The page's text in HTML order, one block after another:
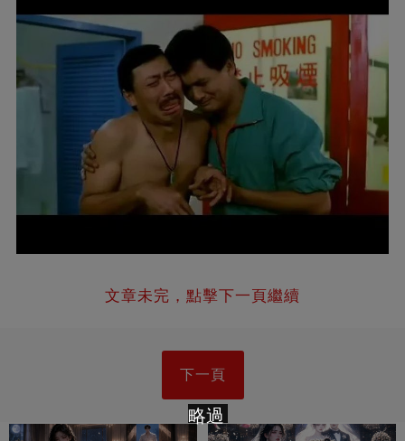
文章未完，點擊下一頁繼續
下一頁
略過